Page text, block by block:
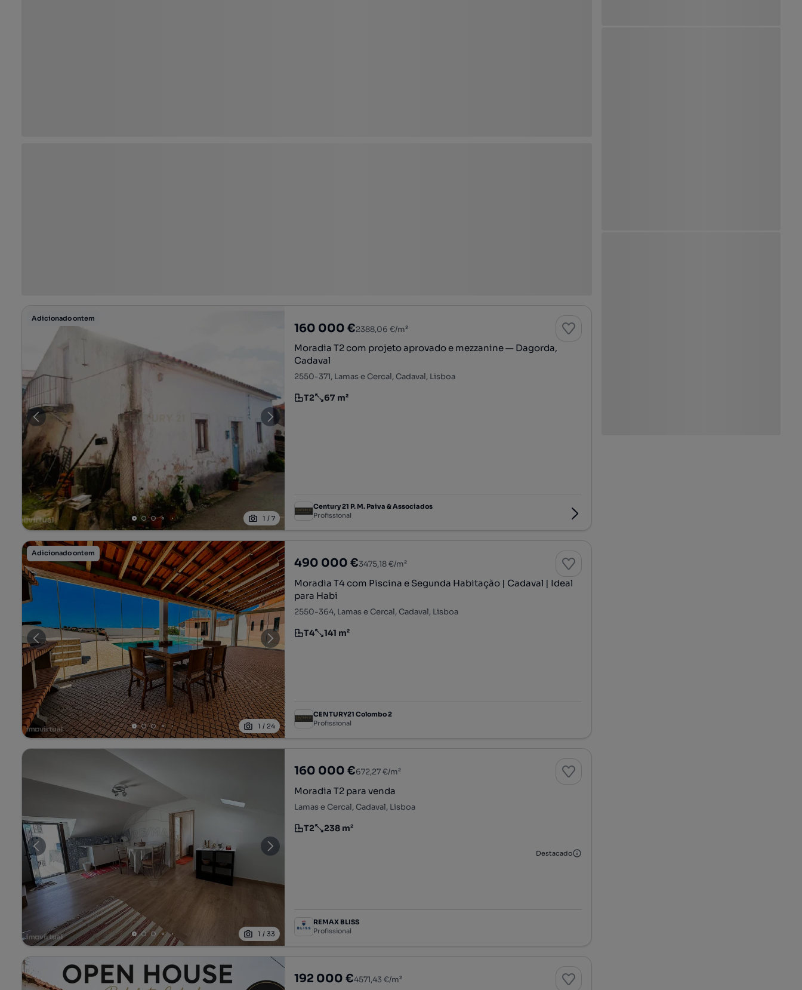
Adicionado ontem
1 /7
160 000 €2388,06 €/m²
Moradia T2 com projeto aprovado e mezzanine — Dagorda,
Cadaval
2550-371, Lamas e Cercal, Cadaval, Lisboa
Tipologia
T2
Preço por metro quadrado
67 m²
Century 21 P. M. Paiva & Associados
Profissional
Adicionado ontem
1 / 24
490 000 €3475,18 €/m²
Moradia T4 com Piscina e Segunda Habitação | Cadaval | Ideal
para Habi
2550-364, Lamas e Cercal, Cadaval, Lisboa
Tipologia
T4
Preço por metro quadrado
141 m²
CENTURY21 Colombo 2
Profissional
1 /33
160 000 €672,27 €/m²
Moradia T2 para venda
Lamas e Cercal, Cadaval, Lisboa
Tipologia
T2
Preço por metro quadrado
238 m²
Destacado
REMAX BLISS
Profissional
192 000 €4571,43 €/m²